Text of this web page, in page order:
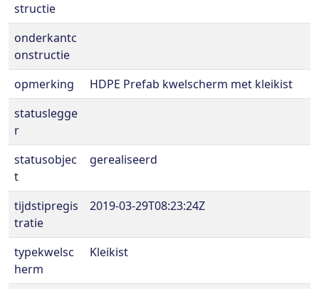
structie
onderkantc
onstructie
opmerking
HDPE Prefab kwelscherm met kleikist
statuslegge
r
statusobjec
t
gerealiseerd
tijdstipregis
tratie
2019-03-29T08:23:24Z
typekwelsc
herm
Kleikist